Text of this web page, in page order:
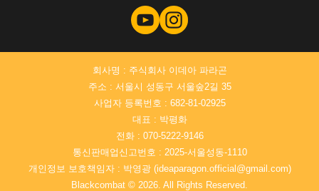
회사명 : 주식회사 이데아 파라곤
주소 : 서울시 성동구 서울숲2길 35
사업자 등록번호 : 682-81-02925
대표 : 박평화
전화 : 070-5222-9146
통신판매업신고번호 : 2025-서울성동-1110
개인정보 보호책임자 : 박영광 (ideaparagon.official@gmail.com)
Blackcombat © 2026. All Rights Reserved.